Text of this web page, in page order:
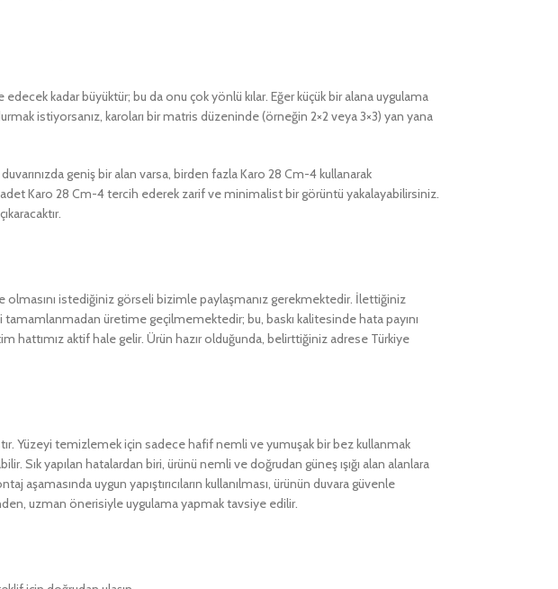
kadar büyüktür; bu da onu çok yönlü kılar. Eğer küçük bir alana uygulama
istiyorsanız, karoları bir matris düzeninde (örneğin 2×2 veya 3×3) yan yana
geniş bir alan varsa, birden fazla Karo 28 Cm-4 kullanarak
adet Karo 28 Cm-4 tercih ederek zarif ve minimalist bir görüntü yakalayabilirsiniz.
olmasını istediğiniz görseli bizimle paylaşmanız gerekmektedir. İlettiğiniz
tamamlanmadan üretime geçilmemektedir; bu, baskı kalitesinde hata payını
hattımız aktif hale gelir. Ürün hazır olduğunda, belirttiğiniz adrese Türkiye
Yüzeyi temizlemek için sadece hafif nemli ve yumuşak bir bez kullanmak
Sık yapılan hatalardan biri, ürünü nemli ve doğrudan güneş ışığı alan alanlara
uygun yapıştırıcıların kullanılması, ürünün duvara güvenle
uzman önerisiyle uygulama yapmak tavsiye edilir.